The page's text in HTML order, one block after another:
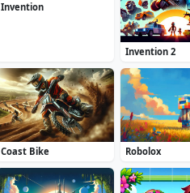
Invention
Invention 2
Coast Bike Robolox